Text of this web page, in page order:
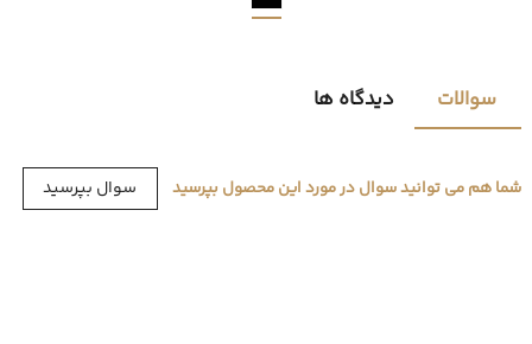
سوالات دیدگاه ها
شما هم می توانید سوال در مورد این محصول بپرسید سوال بپرسید